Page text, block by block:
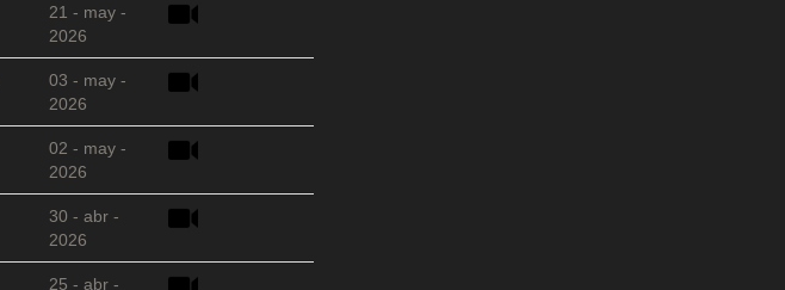
21 - may -
2026
03 - may -
2026
02 - may -
2026
30 - abr -
2026
25 - abr -